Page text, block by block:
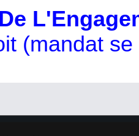
(mandat